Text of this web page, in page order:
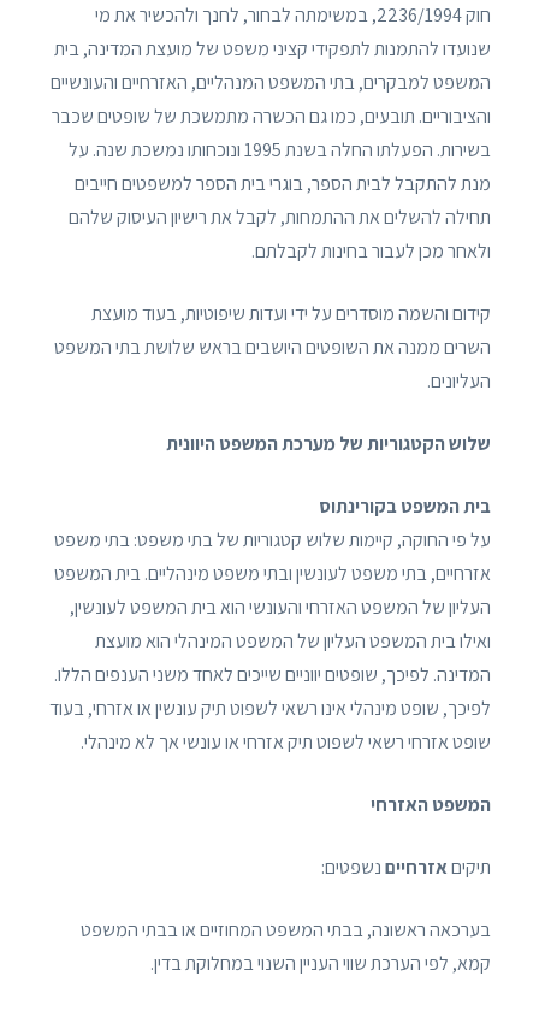
חוק 2236/1994, במשימתה לבחור, לחנך ולהכשיר את מי
שנועדו להתמנות לתפקידי קציני משפט של מועצת המדינה, בית
המשפט למבקרים, בתי המשפט המנהליים, האזרחיים והעונשיים
והציבוריים. תובעים, כמו גם הכשרה מתמשכת של שופטים שכבר
בשירות. הפעלתו החלה בשנת 1995 ונוכחותו נמשכת שנה. על
מנת להתקבל לבית הספר, בוגרי בית הספר למשפטים חייבים
תחילה להשלים את ההתמחות, לקבל את רישיון העיסוק שלהם
ולאחר מכן לעבור בחינות לקבלתם.
קידום והשמה מוסדרים על ידי ועדות שיפוטיות, בעוד מועצת
השרים ממנה את השופטים היושבים בראש שלושת בתי המשפט
העליונים.
שלוש הקטגוריות של מערכת המשפט היוונית
בית המשפט בקורינתוס
על פי החוקה, קיימות שלוש קטגוריות של בתי משפט: בתי משפט
אזרחיים, בתי משפט לעונשין ובתי משפט מינהליים. בית המשפט
העליון של המשפט האזרחי והעונשי הוא בית המשפט לעונשין,
ואילו בית המשפט העליון של המשפט המינהלי הוא מועצת
המדינה. לפיכך, שופטים יווניים שייכים לאחד משני הענפים הללו.
לפיכך, שופט מינהלי אינו רשאי לשפוט תיק עונשין או אזרחי, בעוד
שופט אזרחי רשאי לשפוט תיק אזרחי או עונשי אך לא מינהלי.
המשפט האזרחי
תיקיםאזרחייםנשפטים:
בערכאה ראשונה, בבתי המשפט המחוזיים או בבתי המשפט
קמא, לפי הערכת שווי העניין השנוי במחלוקת בדין.